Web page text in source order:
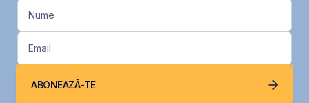
Nume
Email
ABONEAZĂ-TE